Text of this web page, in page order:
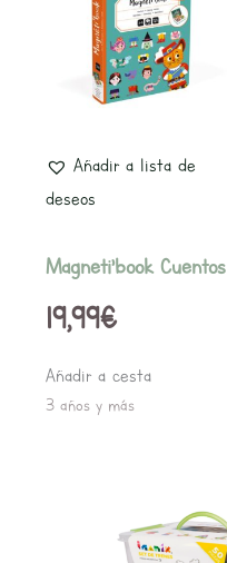
Añadir a lista de
deseos
Magneti’book Cuentos
19,99€
Añadir a cesta
3 años y más